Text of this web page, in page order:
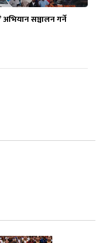
अभियान सञ्चालन गर्ने